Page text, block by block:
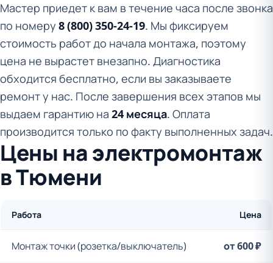
Мастер приедет к вам в течение часа после звонка
по номеру 8 (800) 350-24-19. Мы фиксируем
стоимость работ до начала монтажа, поэтому
цена не вырастет внезапно. Диагностика
обходится бесплатно, если вы заказываете
ремонт у нас. После завершения всех этапов мы
выдаем гарантию на 24 месяца. Оплата
производится только по факту выполненных задач.
Цены на электромонтаж
в Тюмени
Работа Цена
Монтаж точки (розетка/выключатель) от 600 ₽